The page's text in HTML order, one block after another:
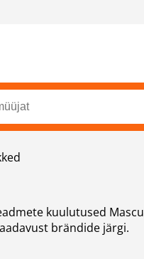
brändide järgi.